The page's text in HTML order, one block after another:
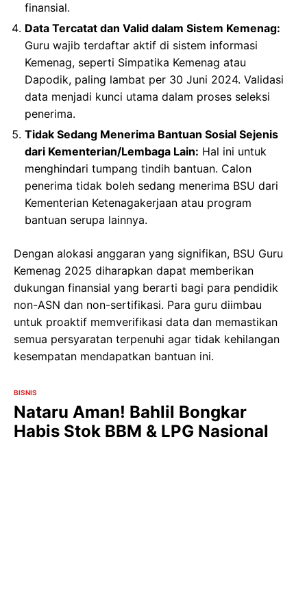
finansial.
Data Tercatat dan Valid dalam Sistem Kemenag:
Guru wajib terdaftar aktif di sistem informasi
Kemenag, seperti Simpatika Kemenag atau
Dapodik, paling lambat per 30 Juni 2024. Validasi
data menjadi kunci utama dalam proses seleksi
penerima.
Tidak Sedang Menerima Bantuan Sosial Sejenis
dari Kementerian/Lembaga Lain: Hal ini untuk
menghindari tumpang tindih bantuan. Calon
penerima tidak boleh sedang menerima BSU dari
Kementerian Ketenagakerjaan atau program
bantuan serupa lainnya.
Dengan alokasi anggaran yang signifikan, BSU Guru
Kemenag 2025 diharapkan dapat memberikan
dukungan finansial yang berarti bagi para pendidik
non-ASN dan non-sertifikasi. Para guru diimbau
untuk proaktif memverifikasi data dan memastikan
semua persyaratan terpenuhi agar tidak kehilangan
kesempatan mendapatkan bantuan ini.
BISNIS
Nataru Aman! Bahlil Bongkar
Habis Stok BBM & LPG Nasional